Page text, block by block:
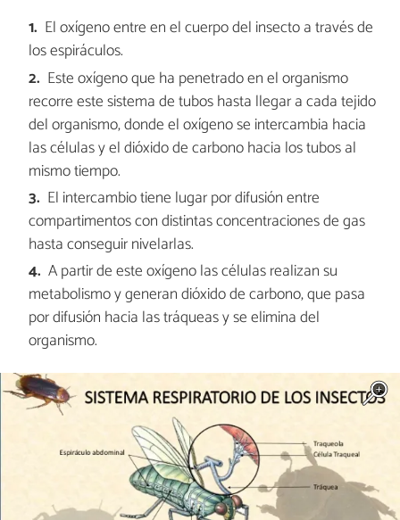
El oxígeno entre en el cuerpo del insecto a través de
los espiráculos.
Este oxígeno que ha penetrado en el organismo
recorre este sistema de tubos hasta llegar a cada tejido
del organismo, donde el oxígeno se intercambia hacia
las células y el dióxido de carbono hacia los tubos al
mismo tiempo.
El intercambio tiene lugar por difusión entre
compartimentos con distintas concentraciones de gas
hasta conseguir nivelarlas.
A partir de este oxígeno las células realizan su
metabolismo y generan dióxido de carbono, que pasa
por difusión hacia las tráqueas y se elimina del
organismo.